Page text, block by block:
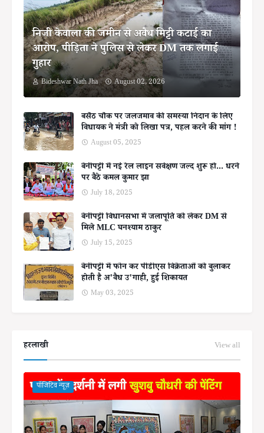
निजी केवाला की जमीन से अवैध मिट्टी कटाई का
आरोप, पीड़िता ने पुलिस से लेकर DM तक लगाई
गुहार
Bideshwar Nath Jha August 02, 2026
बसैठ चौक पर जलजमाव की समस्या निदान के लिए
विधायक ने मंत्री को लिखा पत्र, पहल करने की मांग !
August 05, 2025
बेनीपट्टी में नई रेल लाइन सर्वेक्षण जल्द शुरू हो... धरने
पर बैठे कमल कुमार झा
July 18, 2025
बेनीपट्टी विधानसभा में जलापूर्ति को लेकर DM से
मिले MLC घनश्याम ठाकुर
July 15, 2025
बेनीपट्टी में फोन कर पीडीएस विक्रेताओं को बुलाकर
होती है अ'वैध उ'गाही, हुई शिकायत
May 03, 2025
हरलाखी View all
पॉजिटिव न्यूज़